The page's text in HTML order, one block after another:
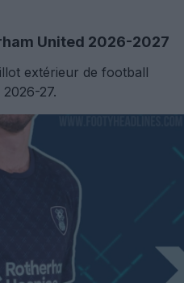
United 2026-2027
extérieur de football
27.